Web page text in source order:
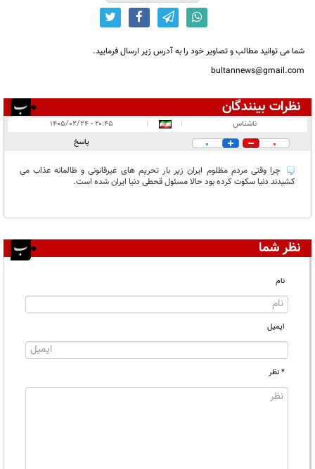
شما می توانید مطالب و تصاویر خود را به آدرس زیر ارسال فرمایید.
bultannews@gmail.com
نظرات بینندگان
در انتظار بررسی:
ناشناس |
|
۲۰:۴۵ - ۱۴۰۵/۰۲/۲۴
0
0 پاسخ
چرا وقتی مردم مظلوم ایران زیر بار تحریم های غیرقانونی و ظالمانه عذاب می
کشیدند دنیا سکوت کرده بود حالا مسئول قحطی دنیا ایران شده است.
نظر شما
نام
ایمیل
* نظر